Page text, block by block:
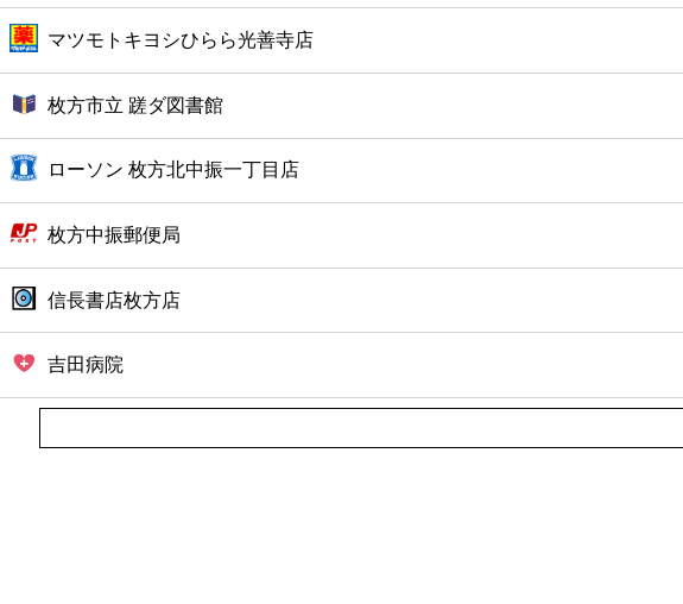
ホテル
マツモトキヨシひらら光善寺店
枚方市立 蹉ダ図書館
ローソン 枚方北中振一丁目店
枚方中振郵便局
信長書店枚方店
吉田病院